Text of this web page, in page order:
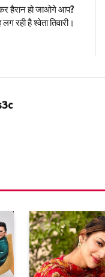
हैरान हो जाओगे आप?
रही है श्वेता तिवारी।